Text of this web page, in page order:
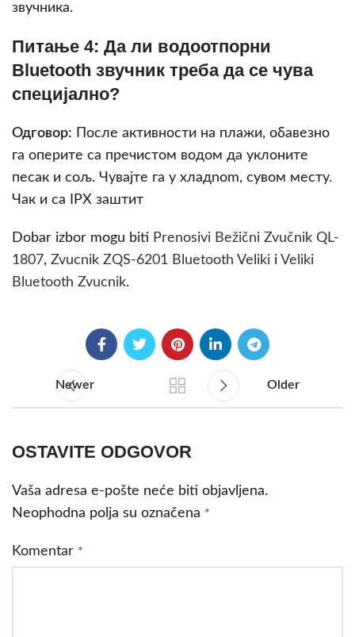
звучника.
Питање 4: Да ли водоотпорни
Bluetooth звучник треба да се чува
специјално?
Одговор: После активности на плажи, обавезно
га оперите са пречистом водом да уклоните
песак и сољ. Чувајте га у хладnom, сувом месту.
Чак и са IPX заштит
Dobar izbor mogu biti Prenosivi Bežični Zvučnik QL-
1807, Zvucnik ZQS-6201 Bluetooth Veliki i Veliki
Bluetooth Zvucnik.
Newer Older
OSTAVITE ODGOVOR
Vaša adresa e-pošte neće biti objavljena.
Neophodna polja su označena *
Komentar *